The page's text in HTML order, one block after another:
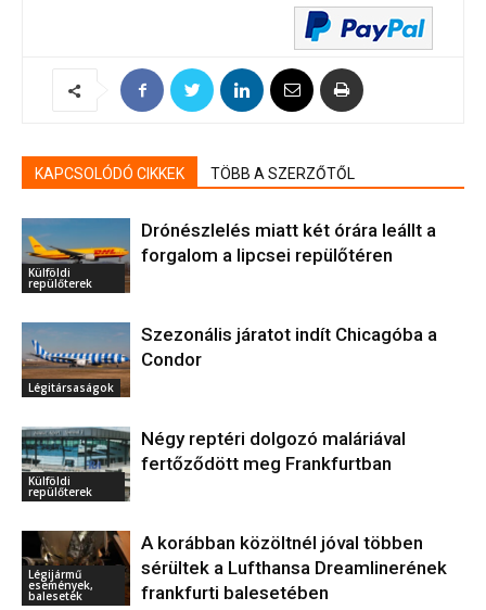
KAPCSOLÓDÓ CIKKEK TÖBB A SZERZŐTŐL
Külföldi
repülőterek
Drónészlelés miatt két órára leállt a
forgalom a lipcsei repülőtéren
Légitársaságok
Szezonális járatot indít Chicagóba a
Condor
Külföldi
repülőterek
Négy reptéri dolgozó maláriával
fertőződött meg Frankfurtban
Légijármű
események,
balesetek
A korábban közöltnél jóval többen
sérültek a Lufthansa Dreamlinerének
frankfurti balesetében